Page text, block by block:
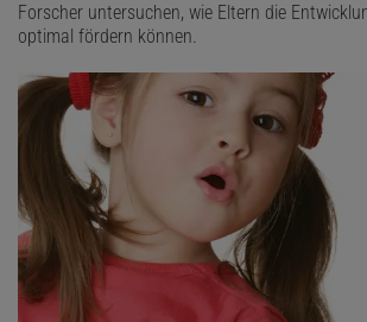
Forscher untersuchen, wie Eltern die
optimal fördern können.